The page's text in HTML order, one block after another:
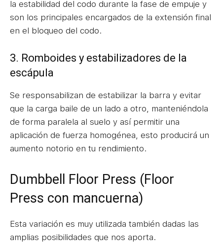
la estabilidad del codo durante la fase de empuje y
son los principales encargados de la extensión final
en el bloqueo del codo.
3. Romboides y estabilizadores de la
escápula
Se responsabilizan de estabilizar la barra y evitar
que la carga baile de un lado a otro, manteniéndola
de forma paralela al suelo y así permitir una
aplicación de fuerza homogénea, esto producirá un
aumento notorio en tu rendimiento.
Dumbbell Floor Press (Floor
Press con mancuerna)
Esta variación es muy utilizada también dadas las
amplias posibilidades que nos aporta.